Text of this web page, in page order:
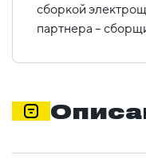
сборкой
партнера –